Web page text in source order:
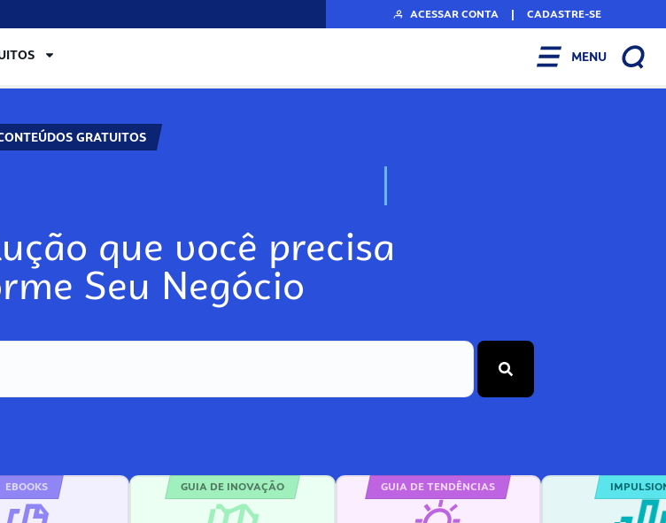
ACESSAR CONTA | CADASTRE-SE
MENU
GRATUITOS
N
que você precisa
Seu Negócio
EBOOKS GUIA DE INOVAÇÃO GUIA DE TENDÊNCIAS